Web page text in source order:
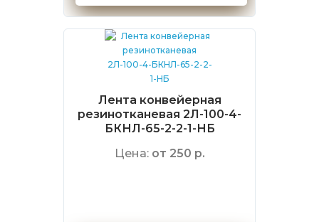
Лента конвейерная
резинотканевая 2Л-100-4-
БКНЛ-65-2-2-1-НБ
Цена: от 250 р.